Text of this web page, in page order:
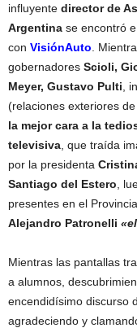
influyente director de
Argentina se encontró
con VisiónAuto .
gobernadores Scioli,
Meyer, Gustavo Pulti ,
(relaciones exteriores de
la mejor cara a la
televisiva , que traída
por la presidenta
Santiago del Estero ,
presentes en el
Alejandro Patronelli
Mientras las pantallas
a alumnos,
encendidísimo discurso
agradeciendo y